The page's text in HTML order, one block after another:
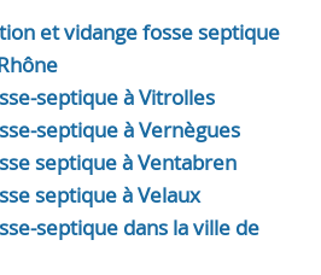
et vidange fosse septique
septique à Vitrolles
septique à Vernègues
septique à Ventabren
septique à Velaux
septique dans la ville de